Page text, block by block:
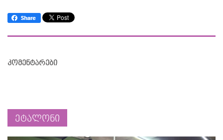
კომენტარები
ეტალონი